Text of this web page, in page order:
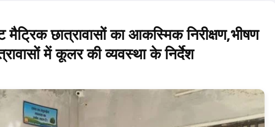
छात्रावासों का आकस्मिक निरीक्षण,भीषण
में कूलर की व्यवस्था के निर्देश